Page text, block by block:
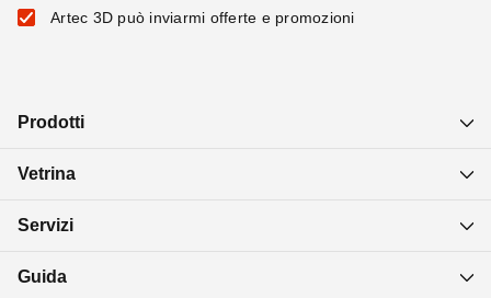
Artec 3D può inviarmi offerte e promozioni
Prodotti
Vetrina
Servizi
Guida